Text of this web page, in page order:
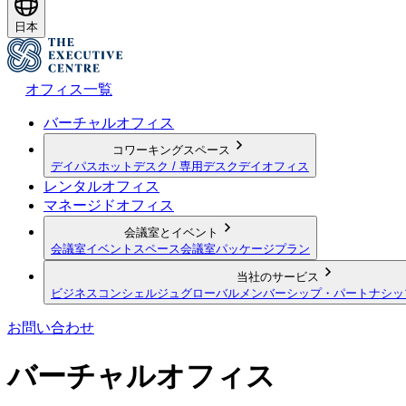
日本
オフィス一覧
バーチャルオフィス
コワーキングスペース
デイパス ホットデスク / 専用デスクデイオフィス
レンタルオフィス
マネージドオフィス
会議室とイベント
会議室イベントスペース会議室パッケージプラン
当社のサービス
ビジネスコンシェルジュ グローバルメンバーシップ・パートナシ
お問い合わせ
バーチャルオフィス